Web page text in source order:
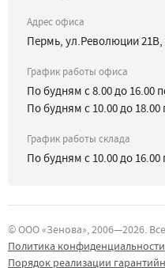
Адрес офиса
Пермь, ул.Революции
График работы офиса
По будням с 8.00 до 16.00
По будням с 10.00 до
График работы склада
По будням с 10.00 до
©ООО «Зенова», 2006—2026.
Политика конфиденциальности
Порядок реализации